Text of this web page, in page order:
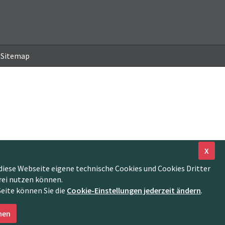
Sitemap
X
Webseite eigene technische Cookies und Cookies Dritter
nutzen können.
können Sie die Cookie-Einstellungen jederzeit ändern.